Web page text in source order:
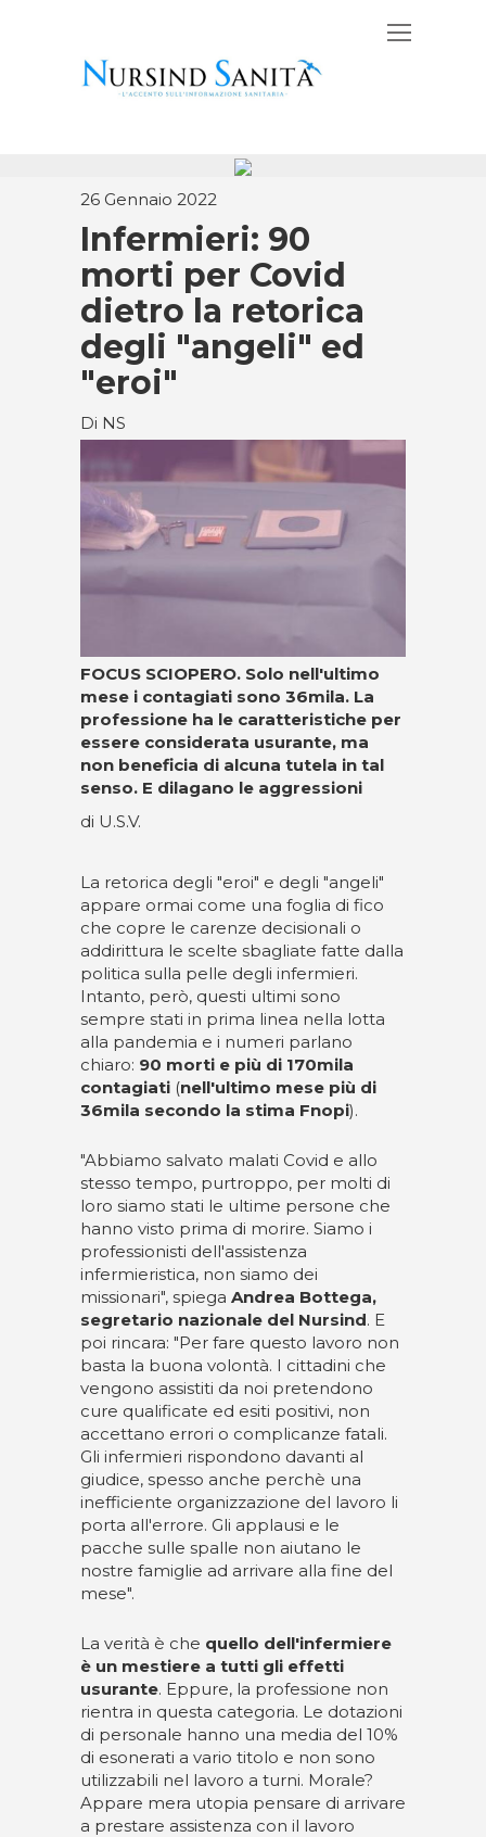
26 Gennaio 2022
Infermieri: 90
morti per Covid
dietro la retorica
degli "angeli" ed
"eroi"
Di NS
FOCUS SCIOPERO. Solo nell'ultimo
mese i contagiati sono 36mila. La
professione ha le caratteristiche per
essere considerata usurante, ma
non beneficia di alcuna tutela in tal
senso. E dilagano le aggressioni
di U.S.V.
La retorica degli "eroi" e degli "angeli"
appare ormai come una foglia di fico
che copre le carenze decisionali o
addirittura le scelte sbagliate fatte dalla
politica sulla pelle degli infermieri.
Intanto, però, questi ultimi sono
sempre stati in prima linea nella lotta
alla pandemia e i numeri parlano
chiaro: 90 morti e più di 170mila
contagiati (nell'ultimo mese più di
36mila secondo la stima Fnopi).
"Abbiamo salvato malati Covid e allo
stesso tempo, purtroppo, per molti di
loro siamo stati le ultime persone che
hanno visto prima di morire. Siamo i
professionisti dell'assistenza
infermieristica, non siamo dei
missionari", spiega Andrea Bottega,
segretario nazionale del Nursind. E
poi rincara: "Per fare questo lavoro non
basta la buona volontà. I cittadini che
vengono assistiti da noi pretendono
cure qualificate ed esiti positivi, non
accettano errori o complicanze fatali.
Gli infermieri rispondono davanti al
giudice, spesso anche perchè una
inefficiente organizzazione del lavoro li
porta all'errore. Gli applausi e le
pacche sulle spalle non aiutano le
nostre famiglie ad arrivare alla fine del
mese".
La verità è che quello dell'infermiere
è un mestiere a tutti gli effetti
usurante. Eppure, la professione non
rientra in questa categoria. Le dotazioni
di personale hanno una media del 10%
di esonerati a vario titolo e non sono
utilizzabili nel lavoro a turni. Morale?
Appare mera utopia pensare di arrivare
a prestare assistenza con il lavoro